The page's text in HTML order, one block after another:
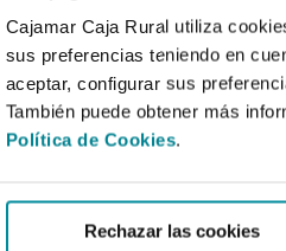
Cajamar Caja Rural utiliza
sus preferencias teniendo en
aceptar, configurar sus
También puede obtener más
Política de Cookies.
Rechazar las cookies